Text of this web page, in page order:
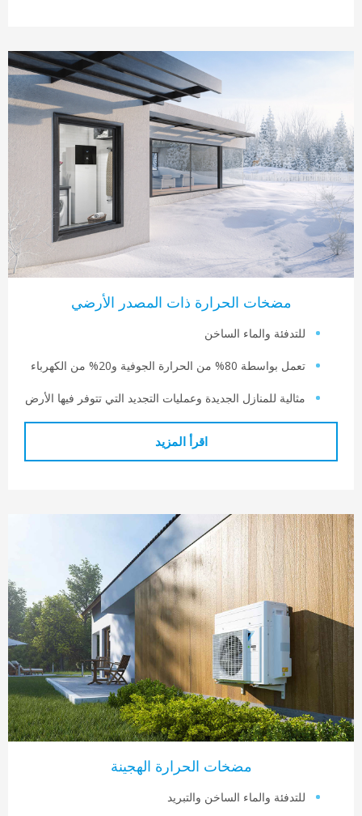
مضخات الحرارة ذات المصدر الأرضي
والماء الساخن
بواسطة 80% من الحرارة الجوفية و20% من الكهرباء
للمنازل الجديدة وعمليات التجديد التي تتوفر فيها الأرض
مضخات الحرارة الهجينة
والماء الساخن والتبريد